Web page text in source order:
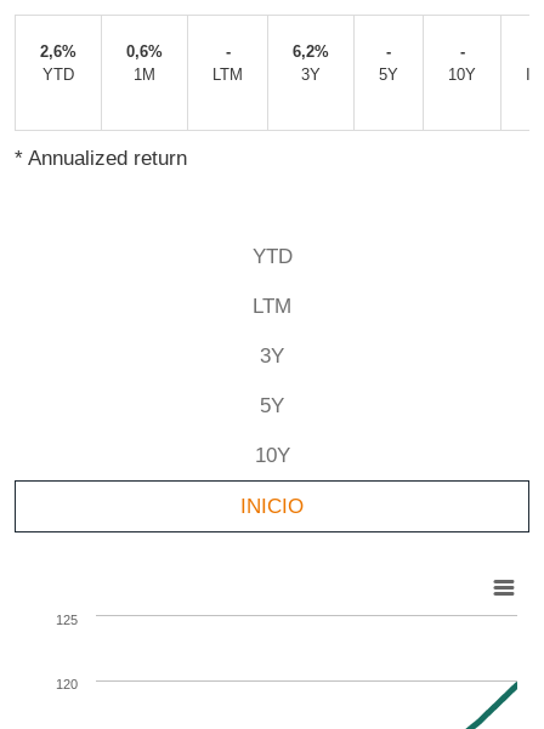
2,6%
YTD
0,6%
1M
-
LTM
6,2%
3Y
-
5Y
-
10Y
* Annualized return
YTD
LTM
3Y
5Y
10Y
INICIO
125
120